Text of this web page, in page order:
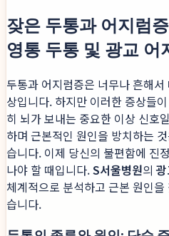
잦은 두통과 어지럼
영통 두통 및 광교 어
두통과 어지럼증은 너무나 흔해
상입니다. 하지만 이러한 증상들
히 뇌가 보내는 중요한 이상 신호
하며 근본적인 원인을 방치하는
습니다. 이제 당신의 불편함에 진
나야 할 때입니다.S서울병원의
체계적으로 분석하고 근본 원인
습니다.